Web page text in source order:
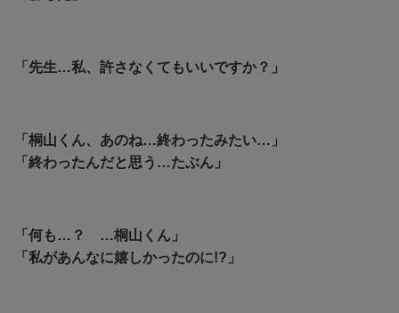
「先生…私、許さなくてもいいですか？」
「桐山くん、あのね…終わったみたい…」
「終わったんだと思う…たぶん」
「何も…？ …桐山くん」
「私があんなに嬉しかったのに!?」